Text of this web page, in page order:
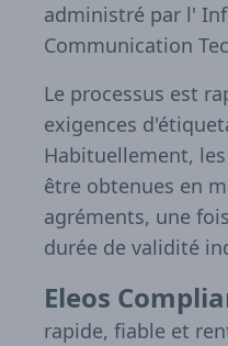
administré par l'
Communication
Le processus est
exigences
Habituellement,
être obtenues en
agréments, une
durée de validité
Eleos
rapide, fiable et